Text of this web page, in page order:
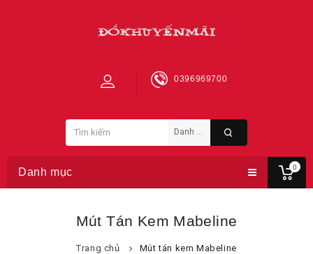
0
0396969700
Danh mục
Mút Tán Kem Mabeline
Trang chủ Mút tán kem Mabeline